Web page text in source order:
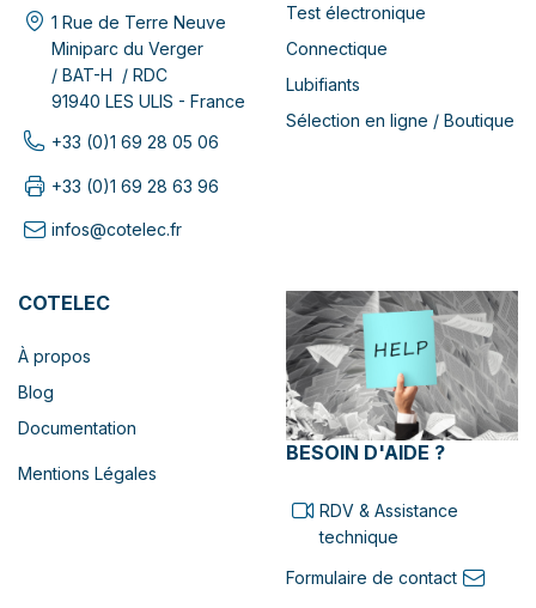
1 Rue de Terre Neuve
Miniparc du Verger
/ BAT-H / RDC
91940 LES ULIS - France
+33 (0)1 69 28 05 06
+33 (0)1 69 28 63 96
infos@cotelec.fr
Test électronique
Connectique
Lubifiants
Sélection en ligne / Boutique
COTELEC
À propos
Blog
Documentation
Mentions Légales
BESOIN D'AIDE ?
RDV & Assistance
technique
Formulaire de contact